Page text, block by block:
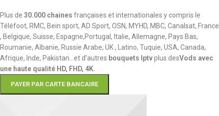
Plus de 30.000 chaines françaises et internationales y compris le
Téléfoot, RMC, Bein sport, AD Sport, OSN, MYHD, MBC, Canalsat, France
, Belgique, Suisse, Espagne,Portugal, Italie, Allemagne, Pays Bas,
Roumanie, Albanie, Russie Arabe, UK , Latino, Tuquie, USA, Canada,
Afrique, Inde, Pakistan…et d’autres bouquets Iptvplus desVods avec
une haute qualité HD, FHD, 4K.
PAYER PAR CARTE BANCAIRE